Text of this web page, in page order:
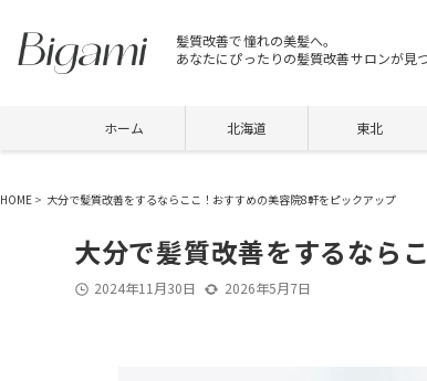
髪質改善で憧れの美髪へ。
あなたにぴったりの髪質改善サロンが見
ホーム 北海道 東北
HOME > 大分で髪質改善をするならここ！おすすめの美容院8軒をピックアップ
大分で髪質改善をするなら
2024年11月30日 2026年5月7日